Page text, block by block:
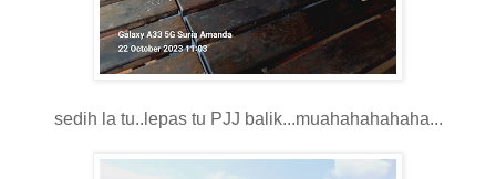
sedih la tu..lepas tu PJJ balik...muahahahahaha...